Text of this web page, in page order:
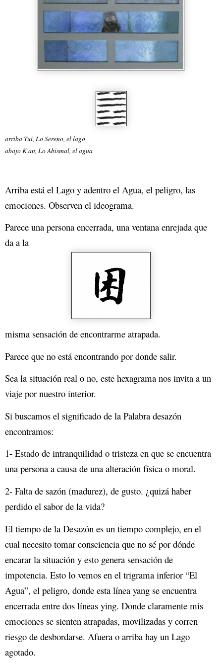
arriba Tui, Lo Sereno, el lago
abajo K'an, Lo Abismal, el agua
Arriba está el Lago y adentro el Agua, el peligro, las
emociones. Observen el ideograma.
Parece una persona encerrada, una ventana enrejada que
da a la
misma sensación de encontrarme atrapada.
Parece que no está encontrando por donde salir.
Sea la situación real o no, este hexagrama nos invita a un
viaje por nuestro interior.
Si buscamos el significado de la Palabra desazón
encontramos:
1- Estado de intranquilidad o tristeza en que se encuentra
una persona a causa de una alteración física o moral.
2- Falta de sazón (madurez), de gusto. ¿quizá haber
perdido el sabor de la vida?
El tiempo de la Desazón es un tiempo complejo, en el
cual necesito tomar consciencia que no sé por dónde
encarar la situación y esto genera sensación de
impotencia. Esto lo vemos en el trigrama inferior “El
Agua”, el peligro, donde esta línea yang se encuentra
encerrada entre dos líneas ying. Donde claramente mis
emociones se sienten atrapadas, movilizadas y corren
riesgo de desbordarse. Afuera o arriba hay un Lago
agotado.